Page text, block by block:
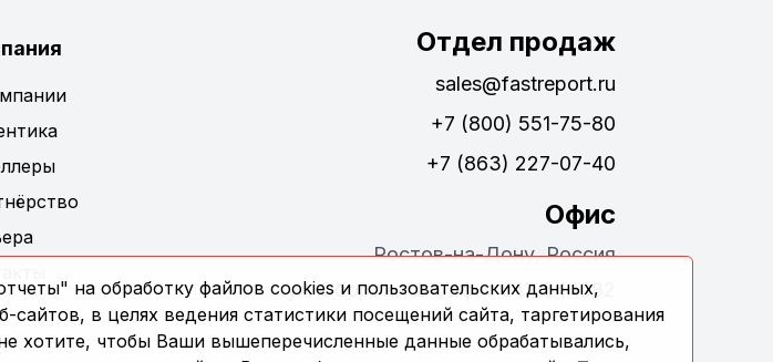
Отдел продаж
sales@fastreport.ru
+7 (800) 551-75-80
+7 (863) 227-07-40
Офис
Ростов-на-Дону, Россия
ул. Обороны 24, офис 311, 344082
на обработку файлов cookies и пользовательских данных,
в целях ведения статистики посещений сайта, таргетирования
хотите, чтобы Ваши вышеперечисленные данные обрабатывались,